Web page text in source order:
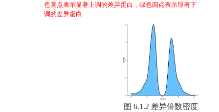
色圆点表示显著上调的差异蛋白，绿色圆点表示显著下
调的差异蛋白
图 6.1.2 差异倍数密度